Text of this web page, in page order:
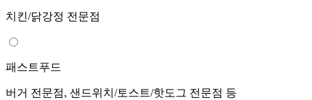
치킨/닭강정 전문점
패스트푸드
버거 전문점, 샌드위치/토스트/핫도그 전문점 등